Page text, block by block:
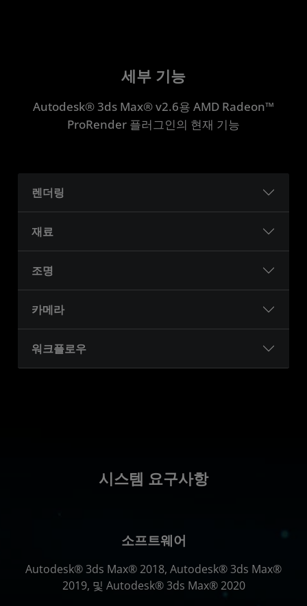
세부 기능
Autodesk® 3ds Max® v2.6용 AMD Radeon™
ProRender 플러그인의 현재 기능
렌더링
재료
조명
카메라
워크플로우
시스템 요구사항
소프트웨어
Autodesk® 3ds Max® 2018, Autodesk® 3ds Max®
2019, 및 Autodesk® 3ds Max® 2020